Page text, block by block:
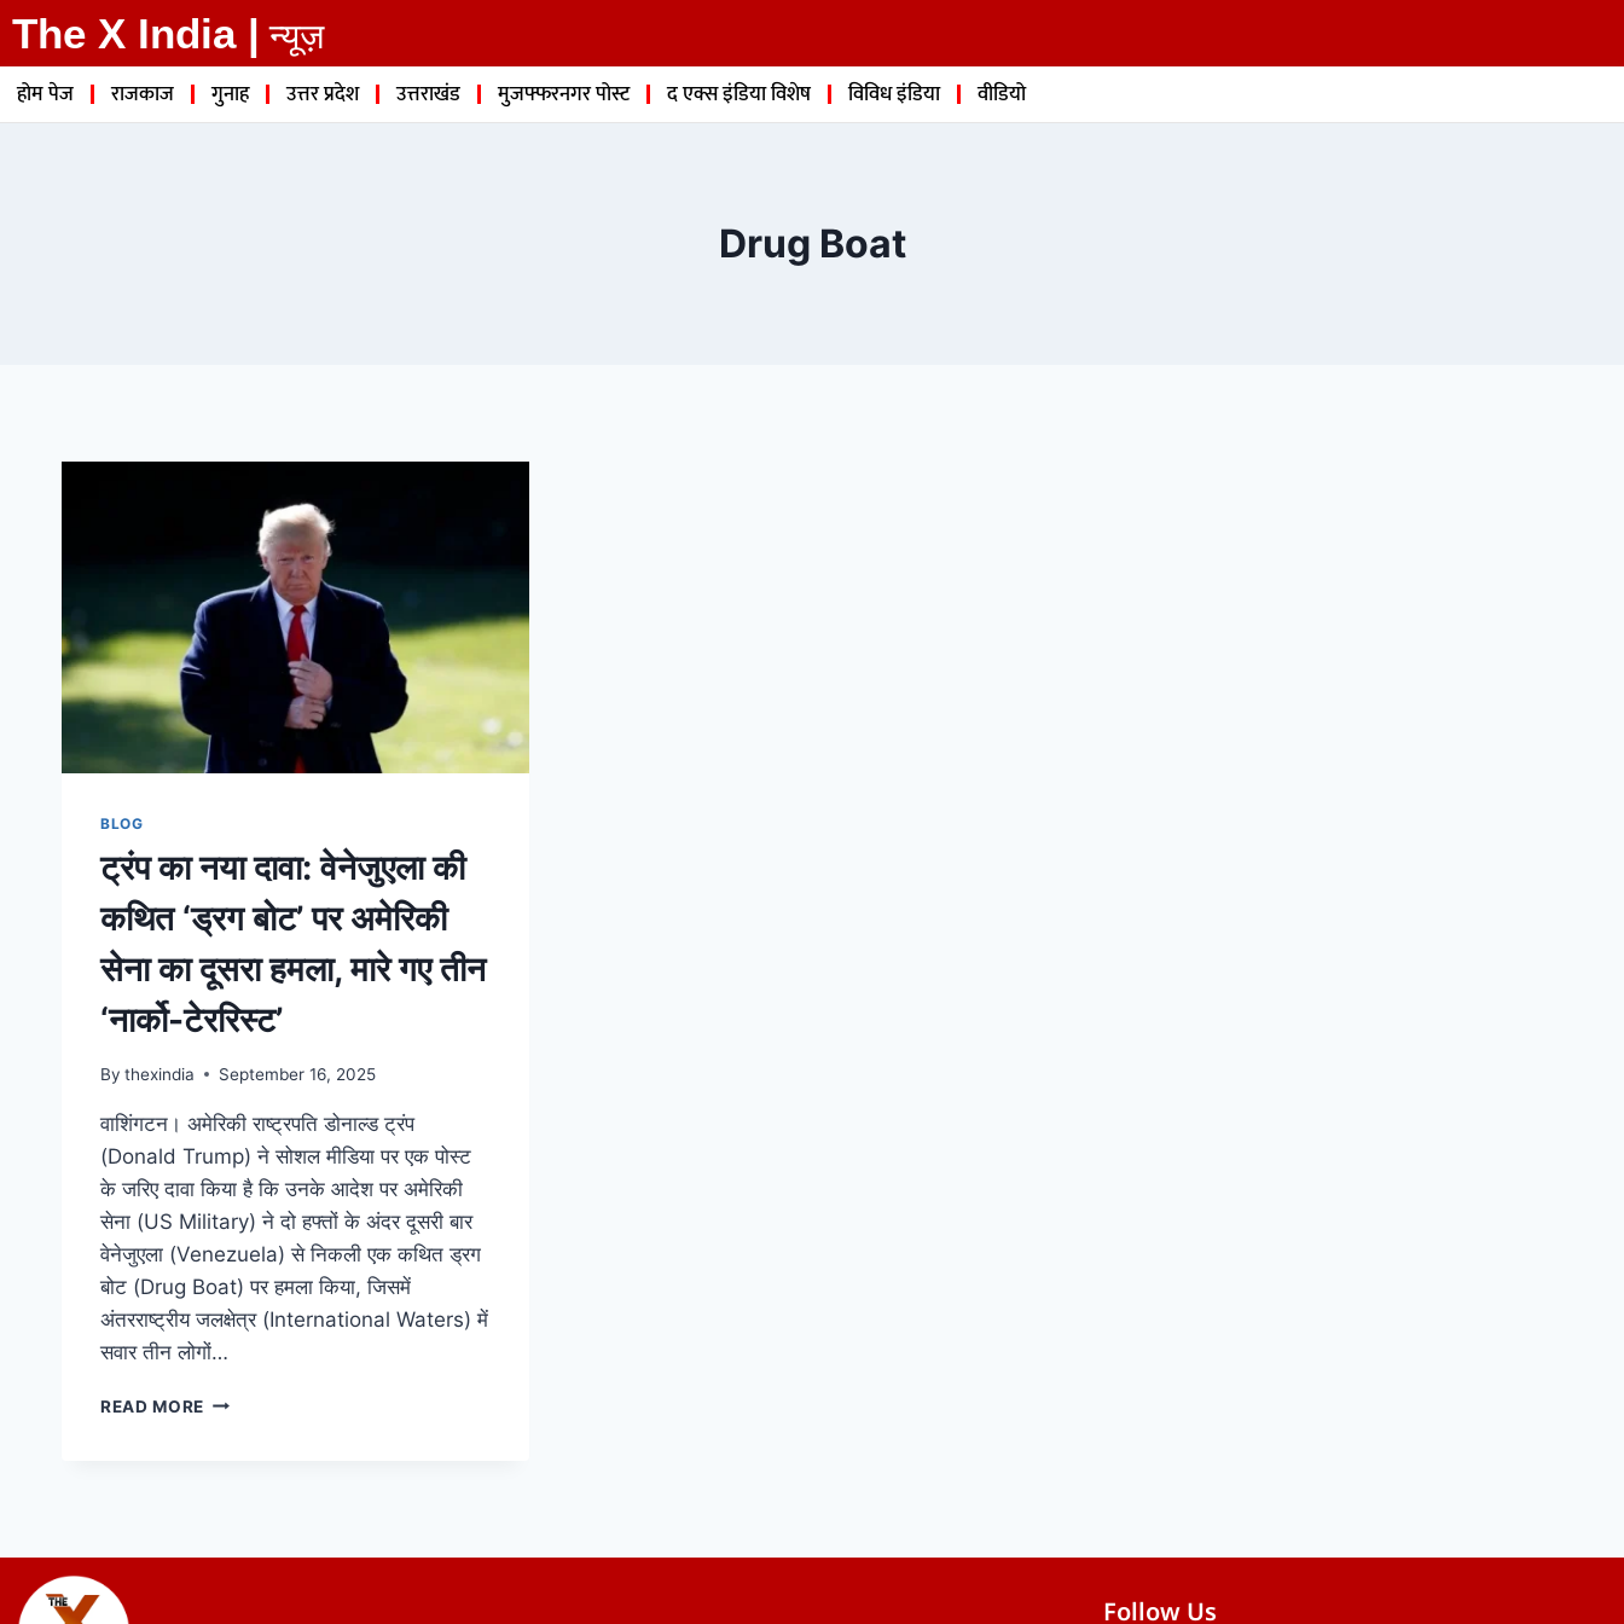
The X India | न्यूज़
होम पेज राजकाज गुनाह उत्तर प्रदेश उत्तराखंड मुजफ्फरनगर पोस्ट द एक्स इंडिया विशेष विविध इंडिया वीडियो
Drug Boat
BLOG
ट्रंप का नया दावा: वेनेजुएला की
कथित ‘ड्रग बोट’ पर अमेरिकी
सेना का दूसरा हमला, मारे गए तीन
‘नार्को-टेररिस्ट’
By thexindia September 16, 2025
वाशिंगटन। अमेरिकी राष्ट्रपति डोनाल्ड ट्रंप
(Donald Trump) ने सोशल मीडिया पर एक पोस्ट
के जरिए दावा किया है कि उनके आदेश पर अमेरिकी
सेना (US Military) ने दो हफ्तों के अंदर दूसरी बार
वेनेजुएला (Venezuela) से निकली एक कथित ड्रग
बोट (Drug Boat) पर हमला किया, जिसमें
अंतरराष्ट्रीय जलक्षेत्र (International Waters) में
सवार तीन लोगों…
READ MORE
Follow Us